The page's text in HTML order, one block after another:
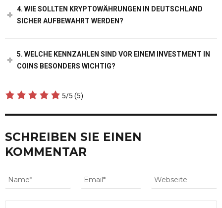
4. WIE SOLLTEN KRYPTOWÄHRUNGEN IN DEUTSCHLAND
SICHER AUFBEWAHRT WERDEN?
5. WELCHE KENNZAHLEN SIND VOR EINEM INVESTMENT IN
COINS BESONDERS WICHTIG?
5/5 (5)
SCHREIBEN SIE EINEN
KOMMENTAR